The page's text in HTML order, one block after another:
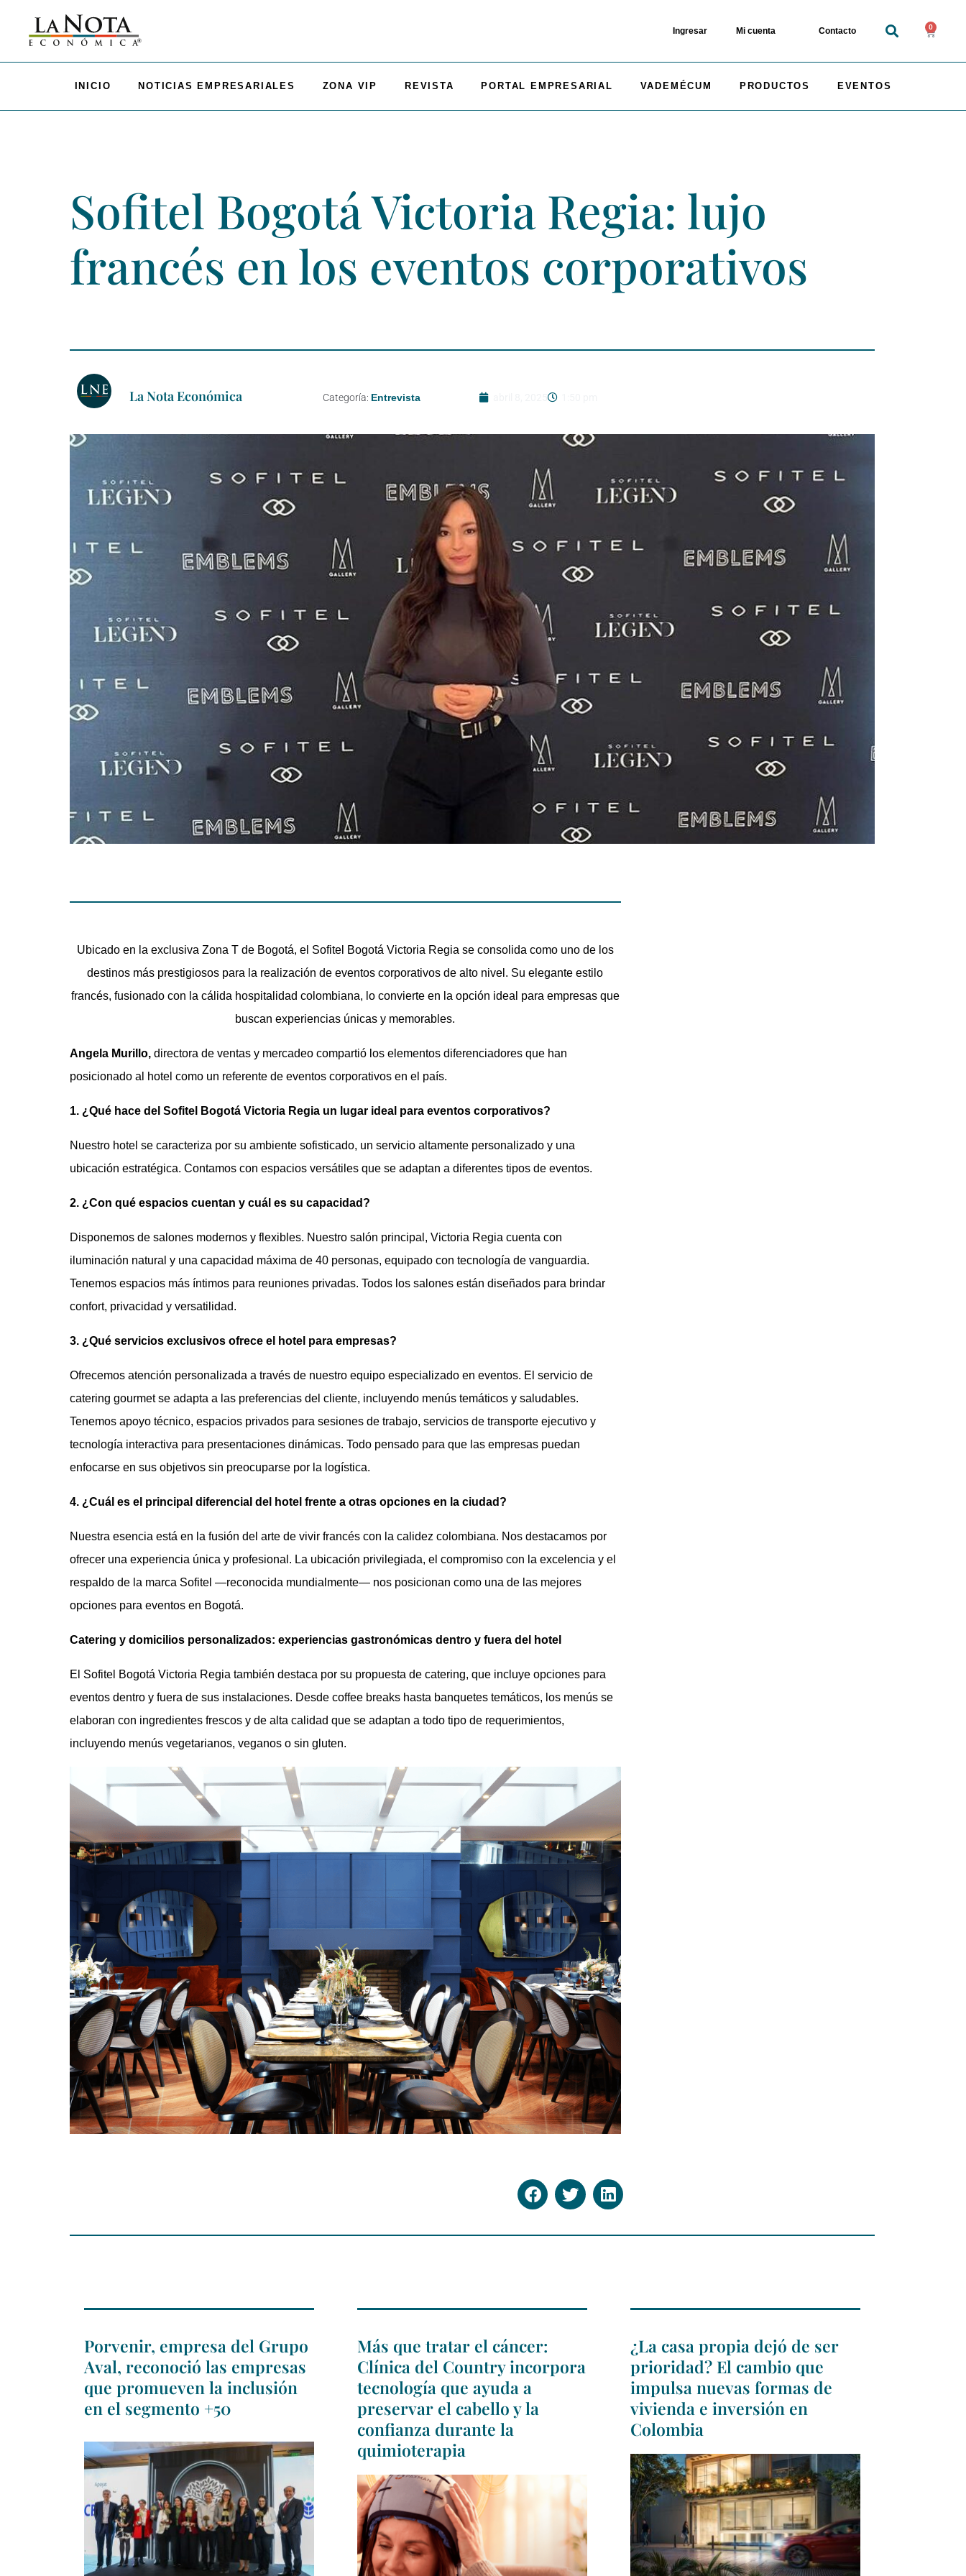
Ingresar Mi cuenta Contacto 0
INICIO NOTICIAS EMPRESARIALES ZONA VIP REVISTA PORTAL EMPRESARIAL VADEMÉCUM PRODUCTOS EVENTOS
Sofitel Bogotá Victoria Regia: lujo
francés en los eventos corporativos
La Nota Económica Categoría: Entrevista
Ubicado en la exclusiva Zona T de Bogotá, el Sofitel Bogotá Victoria Regia se consolida como uno de los
destinos más prestigiosos para la realización de eventos corporativos de alto nivel. Su elegante estilo
francés, fusionado con la cálida hospitalidad colombiana, lo convierte en la opción ideal para empresas que
buscan experiencias únicas y memorables.
Angela Murillo, directora de ventas y mercadeo compartió los elementos diferenciadores que han
posicionado al hotel como un referente de eventos corporativos en el país.
1. ¿Qué hace del Sofitel Bogotá Victoria Regia un lugar ideal para eventos corporativos?
Nuestro hotel se caracteriza por su ambiente sofisticado, un servicio altamente personalizado y una
ubicación estratégica. Contamos con espacios versátiles que se adaptan a diferentes tipos de eventos.
2. ¿Con qué espacios cuentan y cuál es su capacidad?
Disponemos de salones modernos y flexibles. Nuestro salón principal, Victoria Regia cuenta con
iluminación natural y una capacidad máxima de 40 personas, equipado con tecnología de vanguardia.
Tenemos espacios más íntimos para reuniones privadas. Todos los salones están diseñados para brindar
confort, privacidad y versatilidad.
3. ¿Qué servicios exclusivos ofrece el hotel para empresas?
Ofrecemos atención personalizada a través de nuestro equipo especializado en eventos. El servicio de
catering gourmet se adapta a las preferencias del cliente, incluyendo menús temáticos y saludables.
Tenemos apoyo técnico, espacios privados para sesiones de trabajo, servicios de transporte ejecutivo y
tecnología interactiva para presentaciones dinámicas. Todo pensado para que las empresas puedan
enfocarse en sus objetivos sin preocuparse por la logística.
4. ¿Cuál es el principal diferencial del hotel frente a otras opciones en la ciudad?
Nuestra esencia está en la fusión del arte de vivir francés con la calidez colombiana. Nos destacamos por
ofrecer una experiencia única y profesional. La ubicación privilegiada, el compromiso con la excelencia y el
respaldo de la marca Sofitel —reconocida mundialmente— nos posicionan como una de las mejores
opciones para eventos en Bogotá.
Catering y domicilios personalizados: experiencias gastronómicas dentro y fuera del hotel
El Sofitel Bogotá Victoria Regia también destaca por su propuesta de catering, que incluye opciones para
eventos dentro y fuera de sus instalaciones. Desde coffee breaks hasta banquetes temáticos, los menús se
elaboran con ingredientes frescos y de alta calidad que se adaptan a todo tipo de requerimientos,
incluyendo menús vegetarianos, veganos o sin gluten.
Porvenir, empresa del Grupo
Aval, reconoció las empresas
que promueven la inclusión
en el segmento +50
Más que tratar el cáncer:
Clínica del Country incorpora
tecnología que ayuda a
preservar el cabello y la
confianza durante la
quimioterapia
¿La casa propia dejó de ser
prioridad? El cambio que
impulsa nuevas formas de
vivienda e inversión en
Colombia